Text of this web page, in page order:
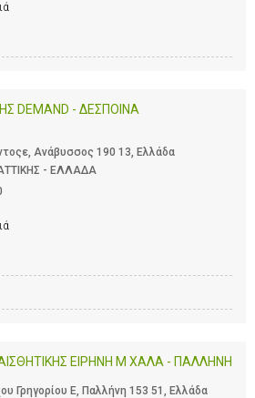
DEMAND - ΔΕΣΠΟΙΝΑ
Ανάβυσσος 190 13, Ελλάδα
- ΕΛΛΑΔΑ
ΕΙΡΗΝΗ Μ ΧΑΛΑ - ΠΑΛΛΗΝΗ
Γρηγορίου Ε, Παλλήνη 153 51, Ελλάδα